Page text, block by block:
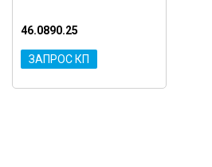
46.0890.25
ЗАПРОС КП